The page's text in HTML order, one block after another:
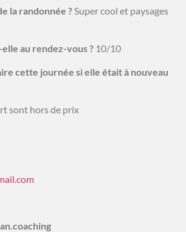
la randonnée ?Super cool et paysages
elle au rendez-vous ?10/10
cette journée si elle était à nouveau
sont hors de prix